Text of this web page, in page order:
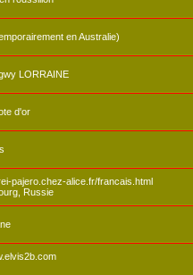
en Australie)
LORRAINE
d'or
pajero.chez-alice.fr/francais.html
Russie